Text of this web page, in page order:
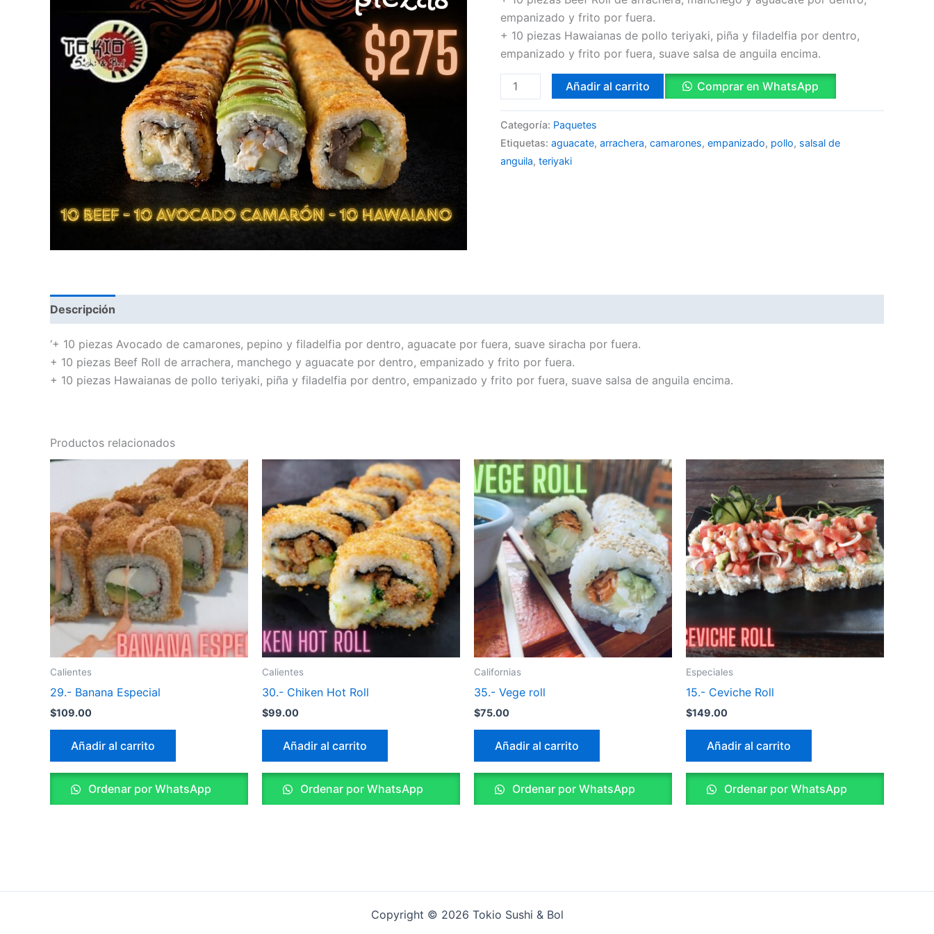
empanizado y frito por fuera.
+ 10 piezas Hawaianas de pollo teriyaki, piña y filadelfia por dentro,
empanizado y frito por fuera, suave salsa de anguila encima.
Añadir al carrito Comprar en WhatsApp
Categoría: Paquetes
Etiquetas: aguacate, arrachera, camarones, empanizado, pollo, salsal de
anguila, teriyaki
Descripción
‘+ 10 piezas Avocado de camarones, pepino y filadelfia por dentro, aguacate por fuera, suave siracha por fuera.
+ 10 piezas Beef Roll de arrachera, manchego y aguacate por dentro, empanizado y frito por fuera.
+ 10 piezas Hawaianas de pollo teriyaki, piña y filadelfia por dentro, empanizado y frito por fuera, suave salsa de anguila encima.
Productos relacionados
Calientes
29.- Banana Especial
$109.00
Añadir al carrito
Ordenar por WhatsApp
Calientes
30.- Chiken Hot Roll
$99.00
Añadir al carrito
Ordenar por WhatsApp
Californias
35.- Vege roll
$75.00
Añadir al carrito
Ordenar por WhatsApp
Especiales
15.- Ceviche Roll
$149.00
Añadir al carrito
Ordenar por WhatsApp
Copyright © 2026 Tokio Sushi & Bol